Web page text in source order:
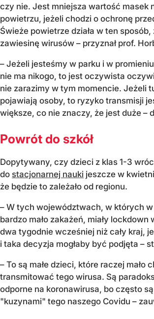
czy nie. Jest mniejsza wartość masek
powietrzu, jeżeli chodzi o ochronę
Świeże powietrze działa w ten
zawiesinę wirusów – przyznał prof.
– Jeżeli jesteśmy w parku i w
nie ma nikogo, to jest oczywista
nie zarazimy w tym momencie. Jeżeli
pojawiają osoby, to ryzyko transmisji
większe, co nie znaczy, że jest duże –
Powrót do szkół
Dopytywany, czy dzieci z klas 1-3
do stacjonarnej nauki jeszcze w
że będzie to zależało od regionu.
– W tych województwach, w których
bardzo mało zakażeń, miały lockdown
dwa tygodnie wcześniej niż cały kraj,
i taka decyzja mogłaby być podjęta –
– To są małe dzieci, które raczej mało
transmitować tego wirusa. Są
odporne na koronawirusa, bo często
"kuzynami" tego naszego Covidu –